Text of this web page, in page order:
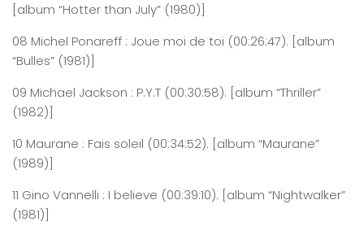
[album “Hotter than July” (1980)]
08 Michel Ponareff : Joue moi de toi (00:26:47). [album
“Bulles” (1981)]
09 Michael Jackson : P.Y.T (00:30:58). [album “Thriller”
(1982)]
10 Maurane : Fais soleil (00:34:52). [album “Maurane”
(1989)]
11 Gino Vannelli : I believe (00:39:10). [album “Nightwalker”
(1981)]